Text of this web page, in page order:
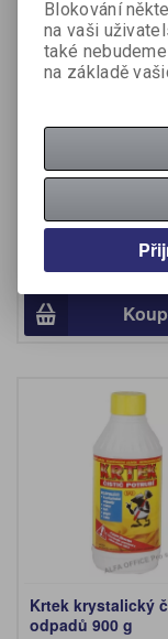
Domestos WC
Katalogové číslo:
42 Kč (bez DPH:)
Krtek krystalický
odpadů 900 g
Blokování
na vaši
také
na základě